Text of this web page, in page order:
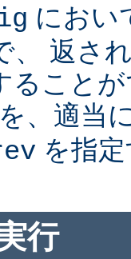
にお
、 返さ
ること
を、適当
を指
行